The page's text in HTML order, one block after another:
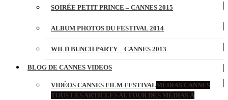
SOIRÉE PETIT PRINCE – CANNES 2015
ALBUM PHOTOS DU FESTIVAL 2014
WILD BUNCH PARTY – CANNES 2013
BLOG DE CANNES VIDEOS
VIDÉOS CANNES FILM FESTIVALMÉDIAS CANNES
TOUS LES ARTICLES AUTOUR DES MÉDIAS À